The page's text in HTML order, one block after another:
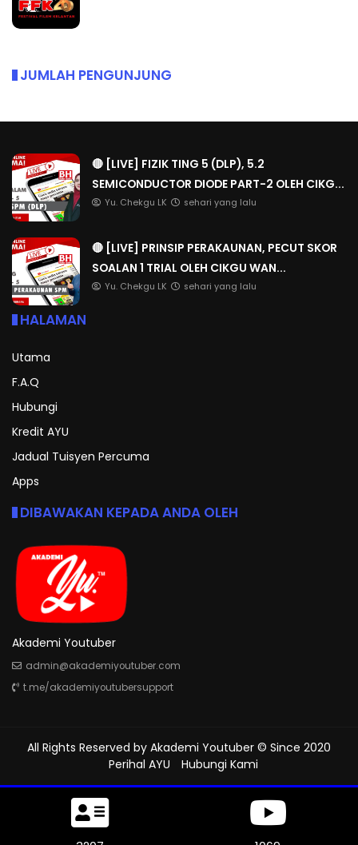
JUMLAH PENGUNJUNG
🔴 [LIVE] FIZIK TING 5 (DLP), 5.2
SEMICONDUCTOR DIODE PART-2 OLEH CIKG...
Yu. Chekgu LK sehari yang lalu
🔴 [LIVE] PRINSIP PERAKAUNAN, PECUT SKOR
SOALAN 1 TRIAL OLEH CIKGU WAN...
Yu. Chekgu LK sehari yang lalu
HALAMAN
Utama
F.A.Q
Hubungi
Kredit AYU
Jadual Tuisyen Percuma
Apps
DIBAWAKAN KEPADA ANDA OLEH
Akademi Youtuber
admin@akademiyoutuber.com
t.me/akademiyoutubersupport
All Rights Reserved by Akademi Youtuber © Since 2020
Perihal AYU
Hubungi Kami